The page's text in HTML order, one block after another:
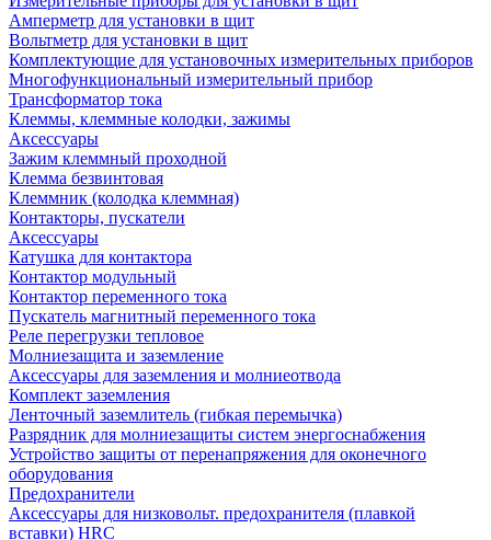
Амперметр для установки в щит
Вольтметр для установки в щит
Комплектующие для установочных измерительных приборов
Многофункциональный измерительный прибор
Трансформатор тока
Клеммы, клеммные колодки, зажимы
Аксессуары
Зажим клеммный проходной
Клемма безвинтовая
Клеммник (колодка клеммная)
Контакторы, пускатели
Аксессуары
Катушка для контактора
Контактор модульный
Контактор переменного тока
Пускатель магнитный переменного тока
Реле перегрузки тепловое
Молниезащита и заземление
Аксессуары для заземления и молниеотвода
Комплект заземления
Ленточный заземлитель (гибкая перемычка)
Разрядник для молниезащиты систем энергоснабжения
Устройство защиты от перенапряжения для оконечного
оборудования
Предохранители
Аксессуары для низковольт. предохранителя (плавкой
вставки) HRC